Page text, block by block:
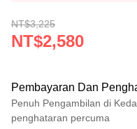
NT$3,225
NT$2,580
Pembayaran Dan
Penuh Pengambilan di
penghataran percuma